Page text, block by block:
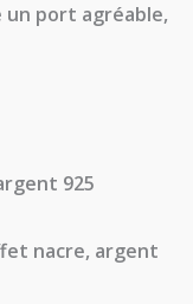
un port agréable,
925
nacre, argent